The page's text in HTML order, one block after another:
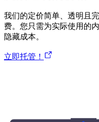
我们的定价简单、透明且
费。您只需为实际使用的
隐藏成本。
立即托管！